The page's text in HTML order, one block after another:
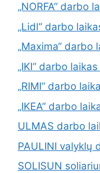
„NORFA“ darbo
„Lidl“ darbo
„Maxima“ darbo
„IKI“ darbo
„RIMI“ darbo
„IKEA“ darbo
ULMAS darbo
PAULINI valyklų
SOLISUN